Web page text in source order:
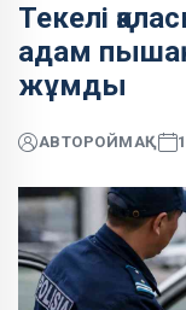
Текелі
адам пышақ
жұмды
АВТОРОЙМАҚ